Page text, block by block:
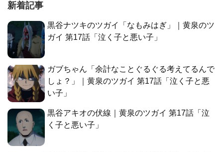
新着記事
黒谷ナツキのツガイ「なもみはぎ」｜黄泉のツ
ガイ 第17話「泣く子と悪い子」
ガブちゃん「余計なことぐるぐる考えてるんで
しょ？」｜黄泉のツガイ 第17話「泣く子と悪
い子」
黒谷アキオの伏線｜黄泉のツガイ 第17話「泣
く子と悪い子」